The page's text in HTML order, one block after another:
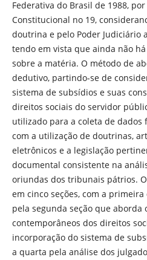
Federativa do Brasil de 1988,
Constitucional no 19,
doutrina e pelo Poder Judiciário
tendo em vista que ainda não
sobre a matéria. O método de
dedutivo, partindo-se de
sistema de subsídios e suas
direitos sociais do servidor
utilizado para a coleta de dados
com a utilização de doutrinas,
eletrônicos e a legislação
documental consistente na
oriundas dos tribunais pátrios.
em cinco seções, com a
pela segunda seção que aborda
contemporâneos dos direitos
incorporação do sistema de
a quarta pela análise dos